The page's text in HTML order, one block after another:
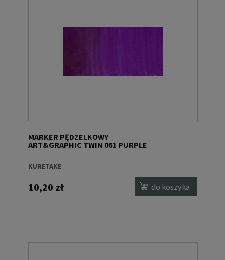
MARKER PĘDZELKOWY
ART&GRAPHIC TWIN 061 PURPLE
KURETAKE
10,20 zł do koszyka